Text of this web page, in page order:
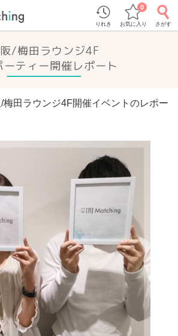
りれき お気に入り
0
さがす
/梅田ラウンジ4F
ーティー開催レポート
梅田ラウンジ4F開催イベントのレポー